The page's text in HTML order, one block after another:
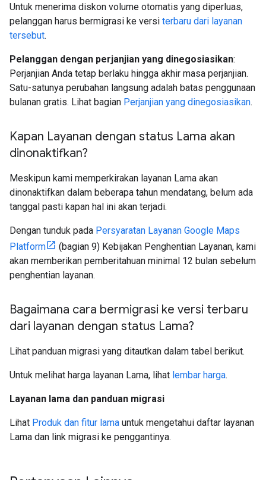
Untuk menerima diskon volume otomatis yang diperluas,
pelanggan harus bermigrasi ke versi terbaru dari layanan
tersebut.
Pelanggan dengan perjanjian yang dinegosiasikan:
Perjanjian Anda tetap berlaku hingga akhir masa perjanjian.
Satu-satunya perubahan langsung adalah batas penggunaan
bulanan gratis. Lihat bagian Perjanjian yang dinegosiasikan.
Kapan Layanan dengan status Lama akan
dinonaktifkan?
Meskipun kami memperkirakan layanan Lama akan
dinonaktifkan dalam beberapa tahun mendatang, belum ada
tanggal pasti kapan hal ini akan terjadi.
Dengan tunduk pada Persyaratan Layanan Google Maps
Platform
(bagian 9) Kebijakan Penghentian Layanan, kami
akan memberikan pemberitahuan minimal 12 bulan sebelum
penghentian layanan.
Bagaimana cara bermigrasi ke versi terbaru
dari layanan dengan status Lama?
Lihat panduan migrasi yang ditautkan dalam tabel berikut.
Untuk melihat harga layanan Lama, lihat lembar harga.
Layanan lama dan panduan migrasi
Lihat Produk dan fitur lama untuk mengetahui daftar layanan
Lama dan link migrasi ke penggantinya.